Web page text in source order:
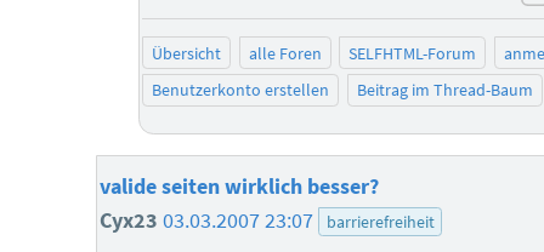
Übersicht alle Foren SELFHTML-Forum
Benutzerkonto erstellen
Beitrag im Thread-Baum
valide seiten wirklich besser?
Cyx23 03.03.2007 23:07 barrierefreiheit